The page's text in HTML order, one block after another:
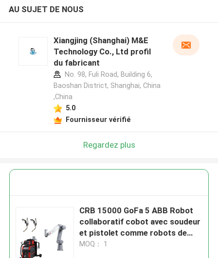
AU SUJET DE NOUS
Xiangjing (Shanghai) M&E
Technology Co., Ltd profil
du fabricant
No. 98, Fuli Road, Building 6,
Baoshan District, Shanghai, China
,China
5.0
Fournisseur vérifié
Regardez plus
CRB 15000 GoFa 5 ABB Robot
collaboratif cobot avec soudeur
et pistolet comme robots de
soudage
MOQ： 1